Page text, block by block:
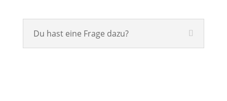
Du hast eine Frage dazu?